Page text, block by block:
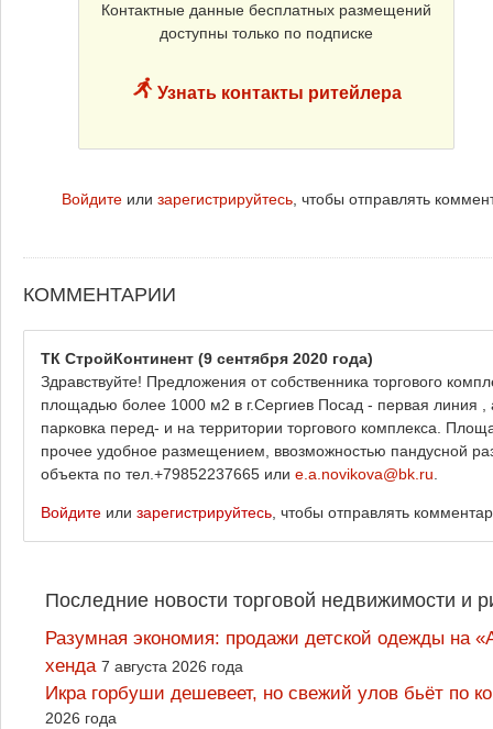
Контактные данные бесплатных размещений
доступны только по подписке
Узнать контакты ритейлера
Войдите или зарегистрируйтесь, чтобы отправлять
КОММЕНТАРИИ
ТК СтройКонтинент (9 сентября 2020 года)
Здравствуйте! Предложения от собственника торгового
площадью более 1000 м2 в г.Сергиев Посад - первая линия
парковка перед- и на территории торгового комплекса.
прочее удобное размещением, ввозможностью пандусной
объекта по тел.+79852237665 или e.a.novikova@bk.ru
Войдите или зарегистрируйтесь , чтобы отправлять
Последние новости торговой недвижимости и
Разумная экономия: продажи детской одежды на
хенда 7 августа 2026 года
Икра горбуши дешевеет, но свежий улов бьёт по
2026 года